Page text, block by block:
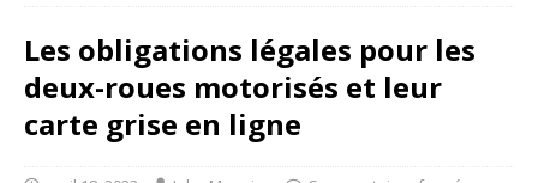
Les obligations légales pour les
deux-roues motorisés et leur
carte grise en ligne